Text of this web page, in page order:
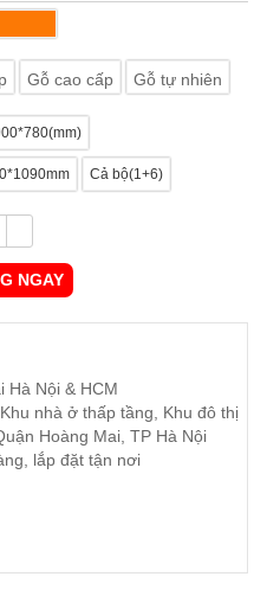
Gỗ cao cấp Gỗ tự nhiên
Cả bộ(1+6)
NGAY
Hà Nội & HCM
nhà ở thấp tầng, Khu đô thị
Hoàng Mai, TP Hà Nội
lắp đặt tận nơi